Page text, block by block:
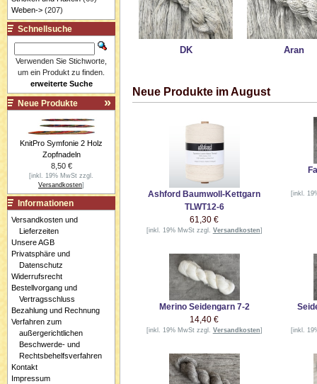
DK Aran
Neue Produkte im August
Ashford Baumwoll-Kettgarn
TLWT12-6
61,30 €
[inkl. 19% MwSt zzgl. Versandkosten]
[inkl.
Merino Seidengarn 7-2
14,40 €
[inkl. 19% MwSt zzgl. Versandkosten] [inkl.
Weben->(207)
Schnellsuche
Verwenden Sie Stichworte,
um ein Produkt zu finden.
erweiterte Suche
Neue Produkte
KnitPro Symfonie 2 Holz
Zopfnadeln
8,50 €
[inkl. 19% MwSt zzgl.
Versandkosten]
Informationen
Versandkosten und
Lieferzeiten
Unsere AGB
Privatsphäre und
Datenschutz
Widerrufsrecht
Bestellvorgang und
Vertragsschluss
Bezahlung und Rechnung
Verfahren zum
außergerichtlichen
Beschwerde- und
Rechtsbehelfsverfahren
Kontakt
Impressum